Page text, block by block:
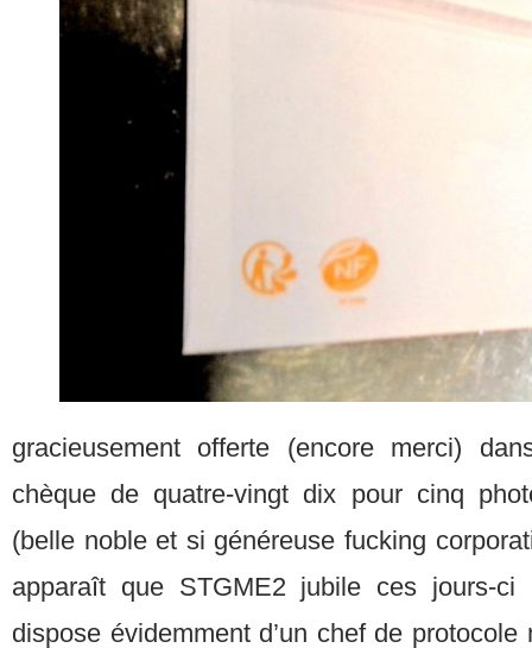
gracieusement offerte (encore merci)
chèque de quatre-vingt dix pour cinq
(belle noble et si généreuse fucking
apparaît que STGME2 jubile ces jours-ci
dispose évidemment d’un chef de protocole